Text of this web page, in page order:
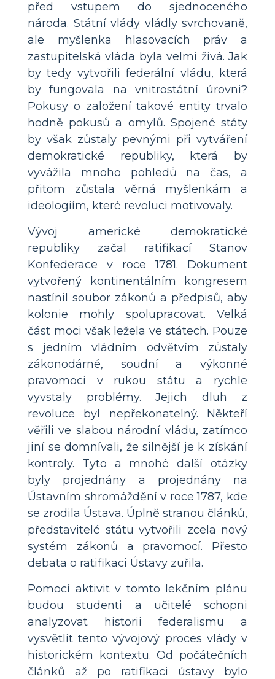
před vstupem do sjednoceného
národa. Státní vlády vládly svrchovaně,
ale myšlenka hlasovacích práv a
zastupitelská vláda byla velmi živá. Jak
by tedy vytvořili federální vládu, která
by fungovala na vnitrostátní úrovni?
Pokusy o založení takové entity trvalo
hodně pokusů a omylů. Spojené státy
by však zůstaly pevnými při vytváření
demokratické republiky, která by
vyvážila mnoho pohledů na čas, a
přitom zůstala věrná myšlenkám a
ideologiím, které revoluci motivovaly.
Vývoj americké demokratické
republiky začal ratifikací Stanov
Konfederace v roce 1781. Dokument
vytvořený kontinentálním kongresem
nastínil soubor zákonů a předpisů, aby
kolonie mohly spolupracovat. Velká
část moci však ležela ve státech. Pouze
s jedním vládním odvětvím zůstaly
zákonodárné, soudní a výkonné
pravomoci v rukou státu a rychle
vyvstaly problémy. Jejich dluh z
revoluce byl nepřekonatelný. Někteří
věřili ve slabou národní vládu, zatímco
jiní se domnívali, že silnější je k získání
kontroly. Tyto a mnohé další otázky
byly projednány a projednány na
Ústavním shromáždění v roce 1787, kde
se zrodila Ústava. Úplně stranou článků,
představitelé státu vytvořili zcela nový
systém zákonů a pravomocí. Přesto
debata o ratifikaci Ústavy zuřila.
Pomocí aktivit v tomto lekčním plánu
budou studenti a učitelé schopni
analyzovat historii federalismu a
vysvětlit tento vývojový proces vlády v
historickém kontextu. Od počátečních
článků až po ratifikaci ústavy bylo